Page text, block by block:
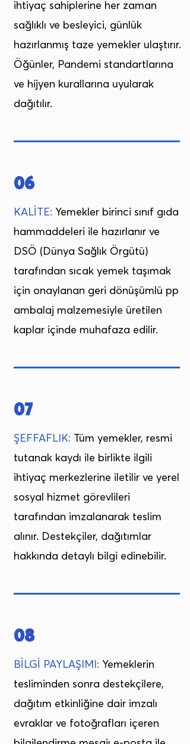
ihtiyaç sahiplerine her zaman
sağlıklı ve besleyici, günlük
hazırlanmış taze yemekler ulaştırır.
Öğünler, Pandemi standartlarına
ve hijyen kurallarına uyularak
dağıtılır.
06
KALİTE: Yemekler birinci sınıf gıda
hammaddeleri ile hazırlanır ve
DSÖ (Dünya Sağlık Örgütü)
tarafından sıcak yemek taşımak
için onaylanan geri dönüşümlü pp
ambalaj malzemesiyle üretilen
kaplar içinde muhafaza edilir.
07
ŞEFFAFLIK: Tüm yemekler, resmi
tutanak kaydı ile birlikte ilgili
ihtiyaç merkezlerine iletilir ve yerel
sosyal hizmet görevlileri
tarafından imzalanarak teslim
alınır. Destekçiler, dağıtımlar
hakkında detaylı bilgi edinebilir.
08
BİLGİ PAYLAŞIMI: Yemeklerin
tesliminden sonra destekçilere,
dağıtım etkinliğine dair imzalı
evraklar ve fotoğrafları içeren